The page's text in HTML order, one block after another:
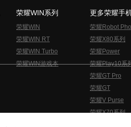
荣耀WIN系列
荣耀WIN
荣耀WIN RT
荣耀WIN Turbo
荣耀WIN游戏本
更多荣耀手
荣耀Robot
荣耀X80系列
荣耀Power
荣耀Play10系
荣耀GT Pro
荣耀GT
荣耀V Purse
荣耀X70系列